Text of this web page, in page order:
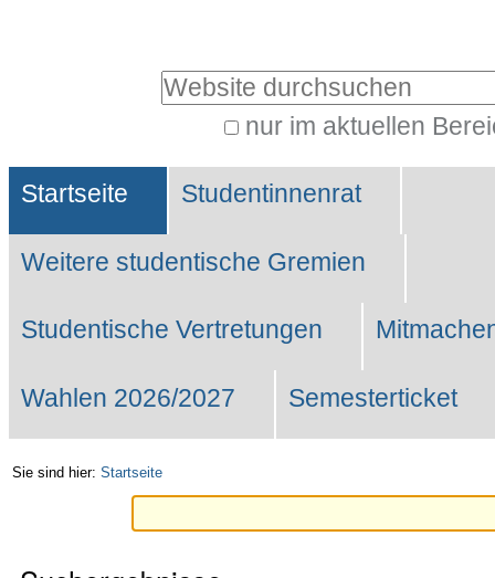
Website durchsuchen
nur im aktuellen
Suche…
Sektionen
Startseite Studentinnenrat
Weitere studentische Gremien
Studentische Vertretungen
Wahlen 2026/2027 Semesterticket
Sie sind hier: Startseite